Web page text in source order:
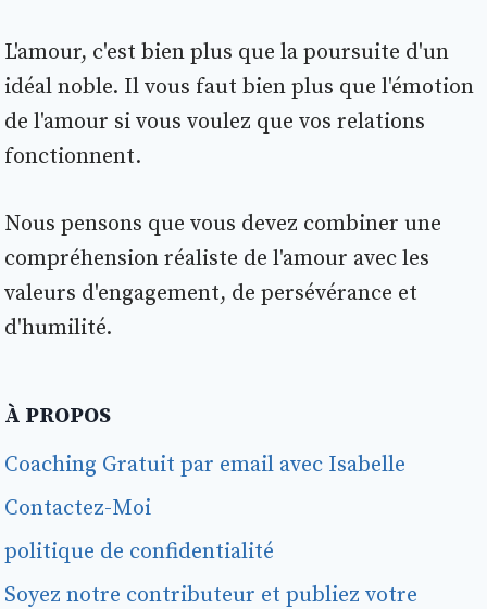
L'amour, c'est bien plus que la poursuite d'un
idéal noble. Il vous faut bien plus que l'émotion
de l'amour si vous voulez que vos relations
fonctionnent.
Nous pensons que vous devez combiner une
compréhension réaliste de l'amour avec les
valeurs d'engagement, de persévérance et
d'humilité.
À PROPOS
Coaching Gratuit par email avec Isabelle
Contactez-Moi
politique de confidentialité
Soyez notre contributeur et publiez votre